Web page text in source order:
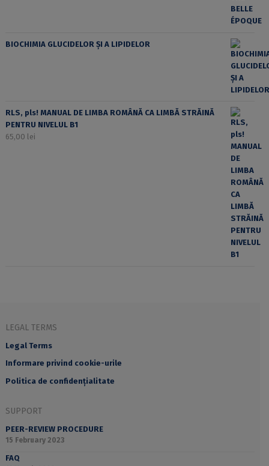
BIOCHIMIA GLUCIDELOR ȘI A LIPIDELOR
RLS, pls! MANUAL DE LIMBA ROMÂNĂ CA LIMBĂ STRĂINĂ
PENTRU NIVELUL B1
65,00 lei
LEGAL TERMS
Legal Terms
Informare privind cookie-urile
Politica de confidențialitate
SUPPORT
PEER-REVIEW PROCEDURE
15 February 2023
FAQ